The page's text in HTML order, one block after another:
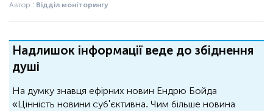
Автор : Відділ моніторингу
Надлишок інформації веде до збіднення
душі
На думку знавця ефірних новин Ендрю Бойда
«Цінність новини суб'єктивна. Чим більше новина